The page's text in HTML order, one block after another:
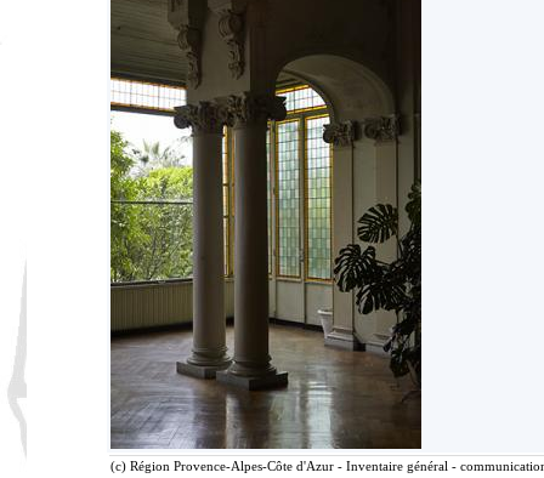
(c) Région Provence-Alpes-Côte d'Azur - Inventaire général -